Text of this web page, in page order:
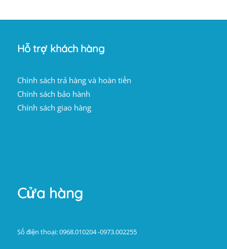
Hỗ trợ khách hàng
Chính sách trả hàng và hoàn tiền
Chính sách bảo hành
Chính sách giao hàng
Cửa hàng
Số điện thoại: 0968.010204 -0973.002255